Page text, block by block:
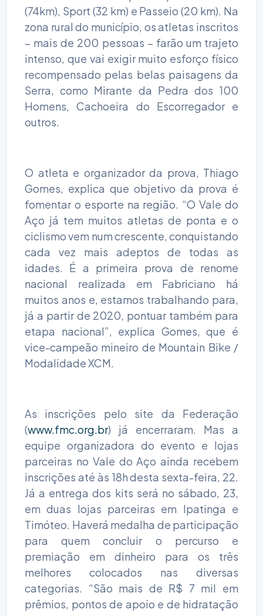
(74km), Sport (32 km) e Passeio (20 km). Na
zona rural do município, os atletas inscritos
– mais de 200 pessoas – farão um trajeto
intenso, que vai exigir muito esforço físico
recompensado pelas belas paisagens da
Serra, como Mirante da Pedra dos 100
Homens, Cachoeira do Escorregador e
outros.
O atleta e organizador da prova, Thiago
Gomes, explica que objetivo da prova é
fomentar o esporte na região. “O Vale do
Aço já tem muitos atletas de ponta e o
ciclismo vem num crescente, conquistando
cada vez mais adeptos de todas as
idades. É a primeira prova de renome
nacional realizada em Fabriciano há
muitos anos e, estamos trabalhando para,
já a partir de 2020, pontuar também para
etapa nacional”, explica Gomes, que é
vice-campeão mineiro de Mountain Bike /
Modalidade XCM.
As inscrições pelo site da Federação
(www.fmc.org.br) já encerraram. Mas a
equipe organizadora do evento e lojas
parceiras no Vale do Aço ainda recebem
inscrições até às 18h desta sexta-feira, 22.
Já a entrega dos kits será no sábado, 23,
em duas lojas parceiras em Ipatinga e
Timóteo. Haverá medalha de participação
para quem concluir o percurso e
premiação em dinheiro para os três
melhores colocados nas diversas
categorias. “São mais de R$ 7 mil em
prêmios, pontos de apoio e de hidratação